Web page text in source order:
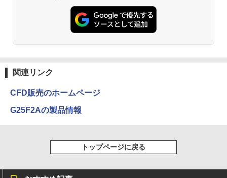
関連リンク
CFD販売のホームページ
G25F2Aの製品情報
トップページに戻る